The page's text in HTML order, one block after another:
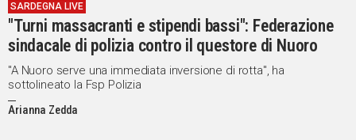
WHATSAPP
SARDEGNA LIVE
"Turni massacranti e stipendi bassi": Federazione
sindacale di polizia contro il questore di Nuoro
"A Nuoro serve una immediata inversione di rotta", ha
sottolineato la Fsp Polizia
Arianna Zedda